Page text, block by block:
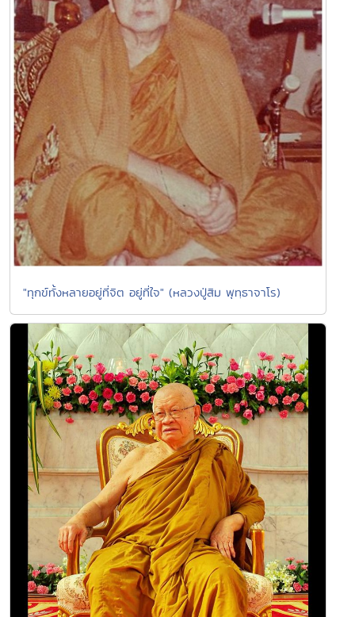
"ทุกข์ทั้งหลายอยู่ที่จิต อยู่ที่ใจ" (หลวงปู่สิม พุทฺธาจาโร)